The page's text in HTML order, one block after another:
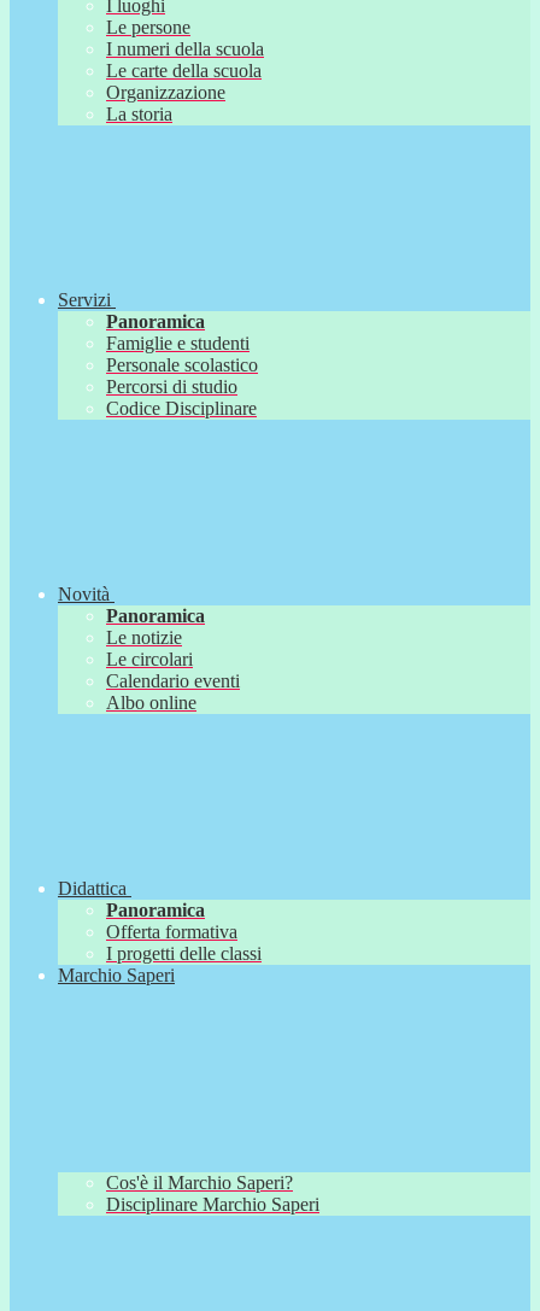
I luoghi
Le persone
I numeri della scuola
Le carte della scuola
Organizzazione
La storia
Servizi
Panoramica
Famiglie e studenti
Personale scolastico
Percorsi di studio
Codice Disciplinare
Novità
Panoramica
Le notizie
Le circolari
Calendario eventi
Albo online
Didattica
Panoramica
Offerta formativa
I progetti delle classi
Marchio Saperi
Cos'è il Marchio Saperi?
Disciplinare Marchio Saperi